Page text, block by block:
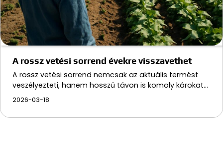
A rossz vetési sorrend évekre visszavethet
A rossz vetési sorrend nemcsak az aktuális termést
veszélyezteti, hanem hosszú távon is komoly károkat…
2026-03-18